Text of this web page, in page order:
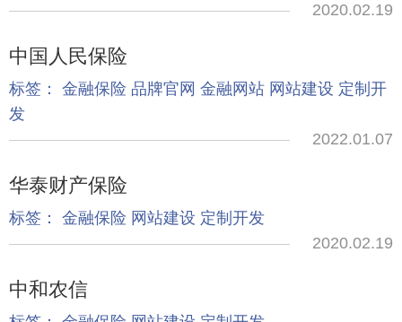
2020.02.19
中国人民保险
标签： 金融保险 品牌官网 金融网站 网站建设 定制开
发
2022.01.07
华泰财产保险
标签： 金融保险 网站建设 定制开发
2020.02.19
中和农信